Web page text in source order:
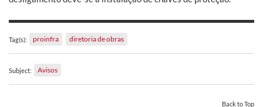
Tag(s): proinfra diretoria de obras
Subject: Avisos
Back to Top